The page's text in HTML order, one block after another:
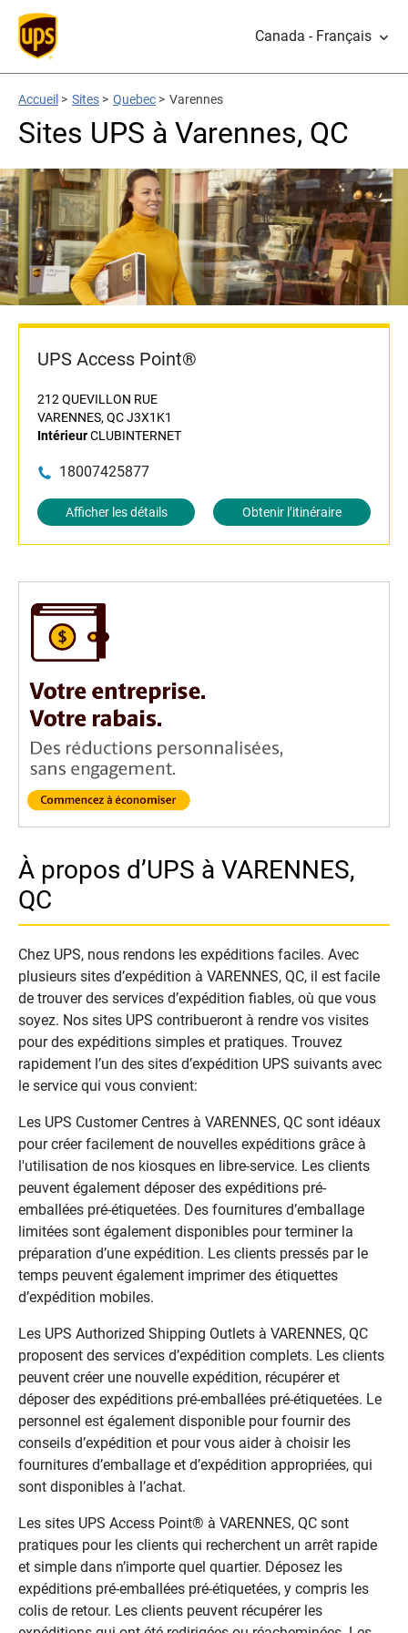
Canada - Français
Accueil > Sites > Quebec > Varennes
Sites UPS à Varennes, QC
UPS Access Point®
212 QUEVILLON RUE
VARENNES, QC J3X1K1
IntérieurCLUBINTERNET
18007425877
Afficher les détails Obtenir l’itinéraire
À propos d’UPS à VARENNES,
QC
Chez UPS, nous rendons les expéditions faciles. Avec
plusieurs sites d’expédition à VARENNES, QC, il est facile
de trouver des services d’expédition fiables, où que vous
soyez. Nos sites UPS contribueront à rendre vos visites
pour des expéditions simples et pratiques. Trouvez
rapidement l’un des sites d’expédition UPS suivants avec
le service qui vous convient:
Les UPS Customer Centres à VARENNES, QC sont idéaux
pour créer facilement de nouvelles expéditions grâce à
l'utilisation de nos kiosques en libre-service. Les clients
peuvent également déposer des expéditions pré-
emballées pré-étiquetées. Des fournitures d’emballage
limitées sont également disponibles pour terminer la
préparation d’une expédition. Les clients pressés par le
temps peuvent également imprimer des étiquettes
d’expédition mobiles.
Les UPS Authorized Shipping Outlets à VARENNES, QC
proposent des services d’expédition complets. Les clients
peuvent créer une nouvelle expédition, récupérer et
déposer des expéditions pré-emballées pré-étiquetées. Le
personnel est également disponible pour fournir des
conseils d’expédition et pour vous aider à choisir les
fournitures d’emballage et d’expédition appropriées, qui
sont disponibles à l’achat.
Les sites UPS Access Point® à VARENNES, QC sont
pratiques pour les clients qui recherchent un arrêt rapide
et simple dans n’importe quel quartier. Déposez les
expéditions pré-emballées pré-étiquetées, y compris les
colis de retour. Les clients peuvent récupérer les